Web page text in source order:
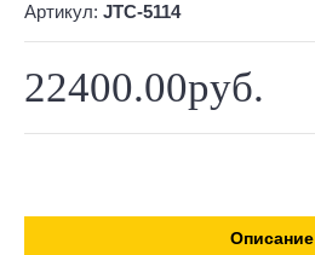
Артикул: JTC-5114
22400.00руб.
Описание